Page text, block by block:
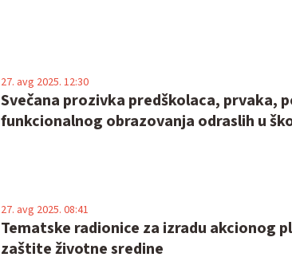
Svečana prozivka predškolaca, prvaka,
funkcionalnog obrazovanja odraslih u
27. avg 2025. 12:30
Tematske radionice za izradu akcionog
zaštite životne sredine
27. avg 2025. 08:41